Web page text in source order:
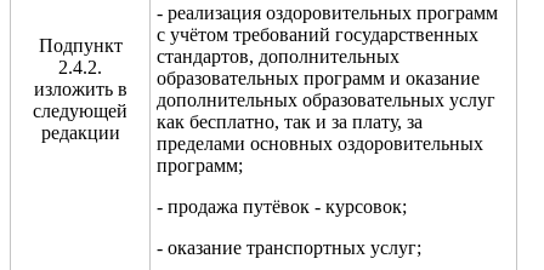
Подпункт
2.4.2.
изложить в
следующей
редакции
- реализация оздоровительных программ
с учётом требований государственных
стандартов, дополнительных
образовательных программ и оказание
дополнительных образовательных услуг
как бесплатно, так и за плату, за
пределами основных оздоровительных
программ;
- продажа путёвок - курсовок;
- оказание транспортных услуг;